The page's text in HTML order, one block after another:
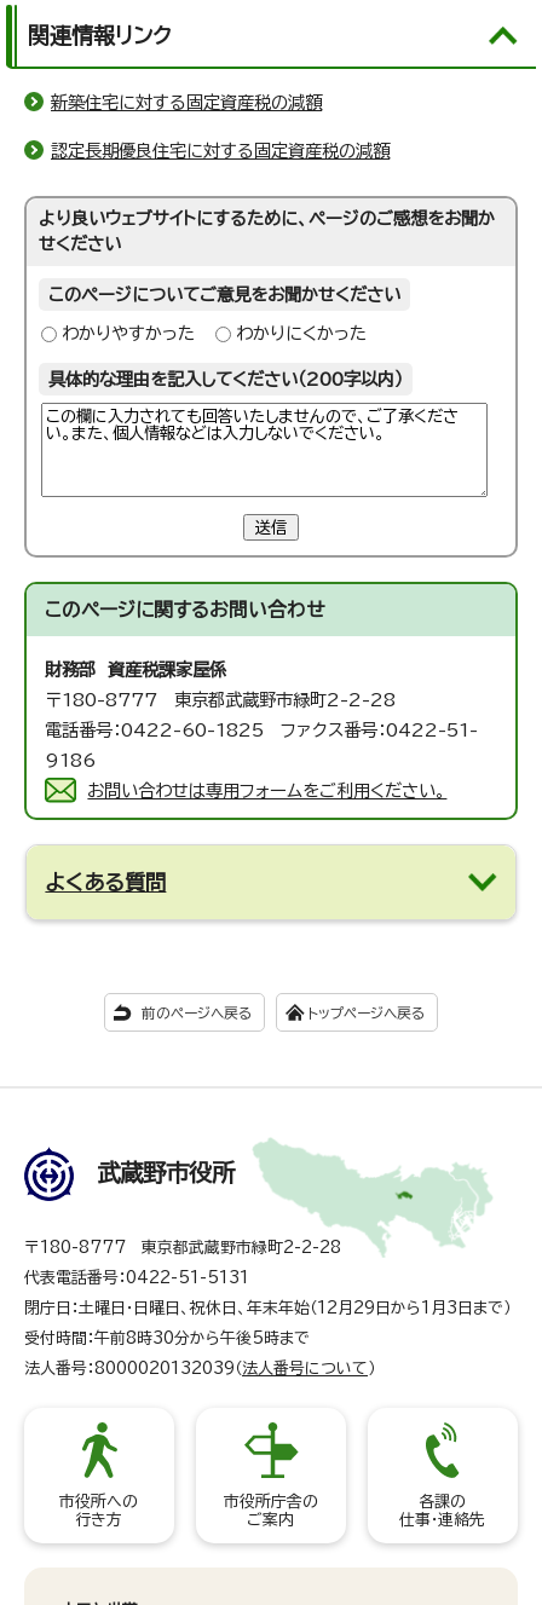
関連情報リンク
新築住宅に対する固定資産税の減額
認定長期優良住宅に対する固定資産税の減額
より良いウェブサイトにするために、ページのご感想をお聞か
せください
このページについてご意見をお聞かせください
わかりやすかった わかりにくかった
具体的な理由を記入してください（200字以内）
送信
このページに関するお問い合わせ
財務部 資産税課家屋係
〒180-8777 東京都武蔵野市緑町2-2-28
電話番号：0422-60-1825 ファクス番号：0422-51-
9186
お問い合わせは専用フォームをご利用ください。
よくある質問
前のページへ戻る トップページへ戻る
武蔵野市役所
〒180-8777 東京都武蔵野市緑町2-2-28
代表電話番号：0422-51-5131
閉庁日：土曜日・日曜日、祝休日、年末年始（12月29日から1月3日まで）
受付時間：午前8時30分から午後5時まで
法人番号：8000020132039（ 法人番号について ）
市役所への
行き方
市役所庁舎の
ご案内
各課の
仕事・連絡先